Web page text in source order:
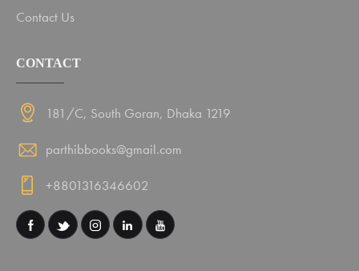
Contact Us
CONTACT
181/C, South Goran, Dhaka 1219
parthibbooks@gmail.com
+8801316346602